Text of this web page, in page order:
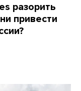
разорить
привести